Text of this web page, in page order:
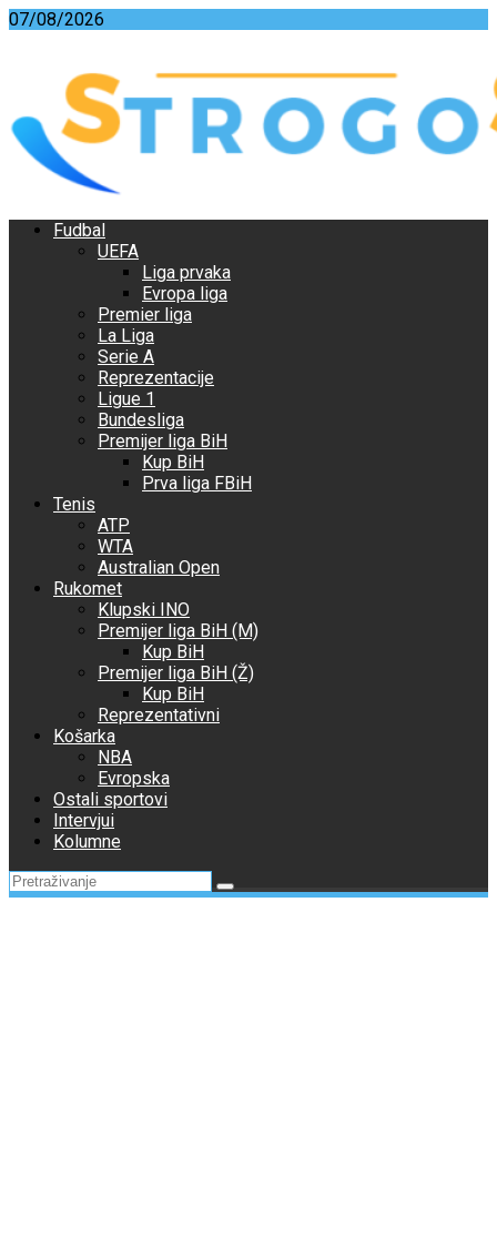
Skip
07/08/2026
Fudbal
UEFA
Liga prvaka
Evropa liga
Premier liga
La Liga
Serie A
Reprezentacije
Ligue 1
Bundesliga
Premijer liga BiH
Kup BiH
Prva liga FBiH
Tenis
ATP
WTA
Australian Open
Rukomet
Klupski INO
Premijer liga BiH (M)
Kup BiH
Premijer liga BiH (Ž)
Kup BiH
Reprezentativni
Košarka
NBA
Evropska
Ostali sportovi
Intervjui
Kolumne